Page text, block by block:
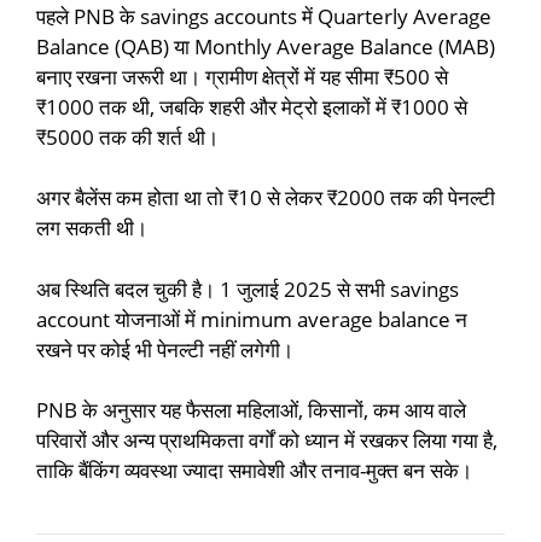
पहले PNB के savings accounts में Quarterly Average
Balance (QAB) या Monthly Average Balance (MAB)
बनाए रखना जरूरी था। ग्रामीण क्षेत्रों में यह सीमा ₹500 से
₹1000 तक थी, जबकि शहरी और मेट्रो इलाकों में ₹1000 से
₹5000 तक की शर्त थी।
अगर बैलेंस कम होता था तो ₹10 से लेकर ₹2000 तक की पेनल्टी
लग सकती थी।
अब स्थिति बदल चुकी है। 1 जुलाई 2025 से सभी savings
account योजनाओं में minimum average balance न
रखने पर कोई भी पेनल्टी नहीं लगेगी।
PNB के अनुसार यह फैसला महिलाओं, किसानों, कम आय वाले
परिवारों और अन्य प्राथमिकता वर्गों को ध्यान में रखकर लिया गया है,
ताकि बैंकिंग व्यवस्था ज्यादा समावेशी और तनाव-मुक्त बन सके।